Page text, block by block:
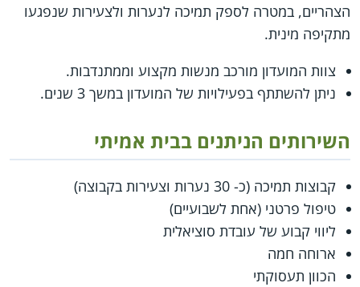
הצהריים, במטרה לספק תמיכה לנערות ולצעירות שנפגעו
מתקיפה מינית.
צוות המועדון מורכב מנשות מקצוע וממתנדבות.
ניתן להשתתף בפעילויות של המועדון במשך 3 שנים.
השירותים הניתנים בבית אמיתי
קבוצות תמיכה (כ- 30 נערות וצעירות בקבוצה)
טיפול פרטני (אחת לשבועיים)
ליווי קבוע של עובדת סוציאלית
ארוחה חמה
הכוון תעסוקתי